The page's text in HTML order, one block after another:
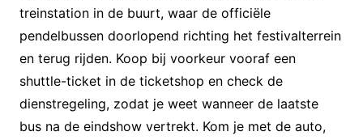
treinstation in de buurt, waar de officiële
pendelbussen doorlopend richting het festivalterrein
en terug rijden. Koop bij voorkeur vooraf een
shuttle-ticket in de ticketshop en check de
dienstregeling, zodat je weet wanneer de laatste
bus na de eindshow vertrekt. Kom je met de auto,